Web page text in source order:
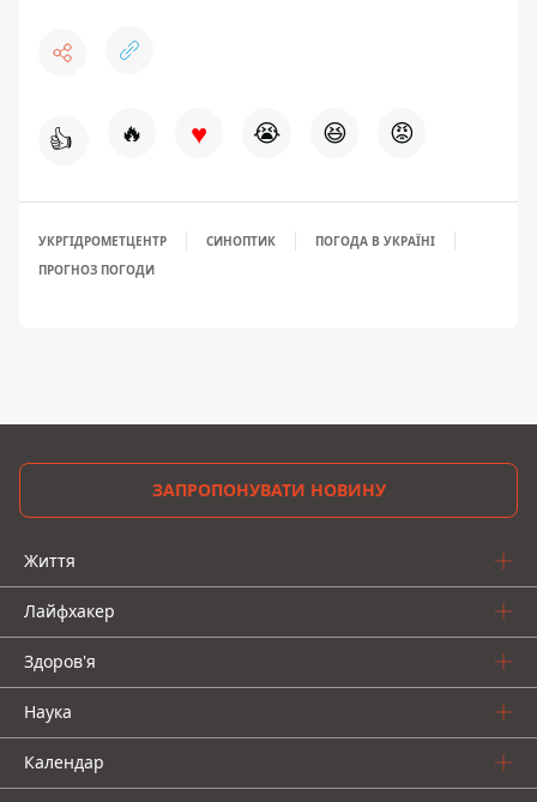
👍 🔥 ♥ 😭 😆 😡
УКРГІДРОМЕТЦЕНТР СИНОПТИК
ПОГОДА В УКРАЇНІ
ПРОГНОЗ ПОГОДИ
ЗАПРОПОНУВАТИ НОВИНУ
Життя
Лайфхакер
Здоров'я
Наука
Календар